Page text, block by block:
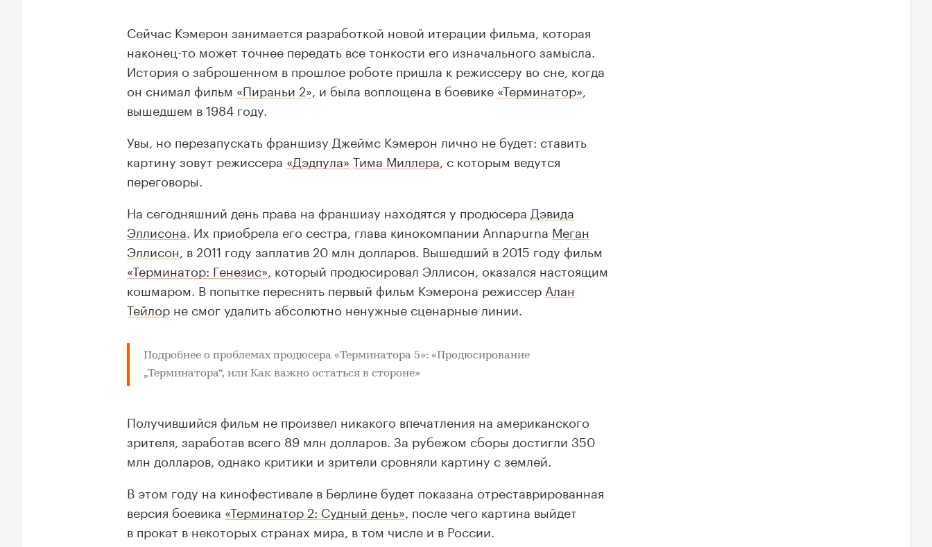
Сейчас Кэмерон занимается разработкой новой итерации фильма, которая
наконец-то может точнее передать все тонкости его изначального замысла.
История о заброшенном в прошлое роботе пришла к режиссеру во сне, когда
он снимал фильм «Пираньи 2» , и была воплощена в боевике «Терминатор»
вышедшем в 1984 году.
Увы, но перезапускать франшизу Джеймс Кэмерон лично не будет: ставить
картину зовут режиссера «Дэдпула» Тима Миллера , с которым ведутся
переговоры.
На сегодняшний день права на франшизу находятся у продюсера Дэвида
Эллисона . Их приобрела его сестра, глава кинокомпании Annapurna Меган
Эллисон , в 2011 году заплатив 20 млн долларов. Вышедший в 2015 году фильм
«Терминатор: Генезис» , который продюсировал Эллисон, оказался настоящим
кошмаром. В попытке переснять первый фильм Кэмерона режиссер Алан
Тейлор не смог удалить абсолютно ненужные сценарные линии.
Подробнее о проблемах продюсера «Терминатора 5»: «Продюсирование
„Терминатора“, или Как важно остаться в стороне»
Получившийся фильм не произвел никакого впечатления на американского
зрителя, заработав всего 89 млн долларов. За рубежом сборы достигли 350
млн долларов, однако критики и зрители сровняли картину с землей.
В этом году на кинофестивале в Берлине будет показана отреставрированная
версия боевика «Терминатор 2: Судный день» , после чего картина выйдет
в прокат в некоторых странах мира, в том числе и в России.